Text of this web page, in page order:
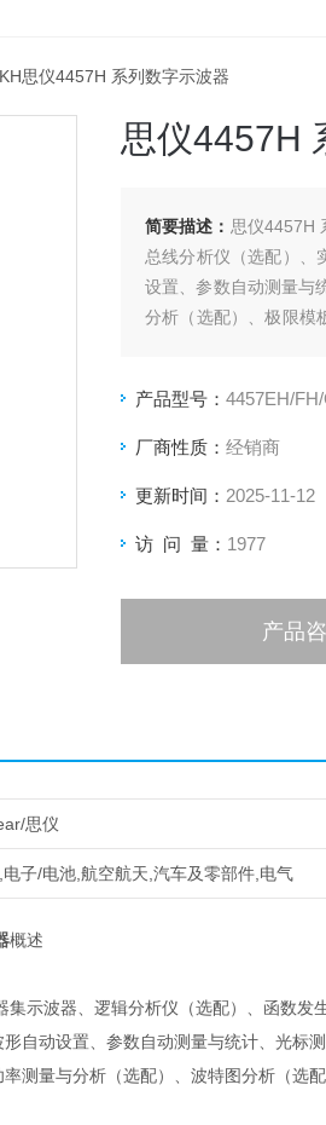
思仪4457H 系列数字示波器
思仪4457H
简要描述： 思仪4457H
总线分析仪（选配）、
设置、参数自动测量与
分析（选配）、极限模
产品型号： 4457EH/
厂商性质： 经销商
更新时间： 2025-11-12
访 问 量： 1977
产品
思仪
电子/电池,航空航天,汽车及零部件,电气
概述
集示波器、逻辑分析仪（选配）、函数
自动设置、参数自动测量与统计、光标
测量与分析（选配）、波特图分析（选